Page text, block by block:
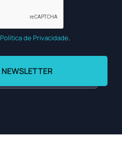
Política de Privacidade.